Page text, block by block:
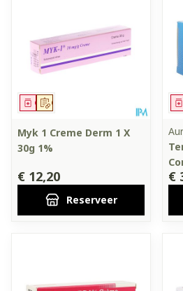
Op voorschrift
Geneesmiddel
Myk 1 Creme Derm 1 X
30g 1%
€ 12,20
Reserveer
€